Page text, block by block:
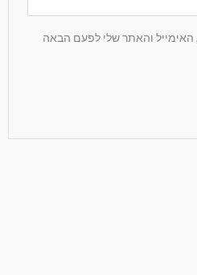
והאתר שלי לפעם הבאה